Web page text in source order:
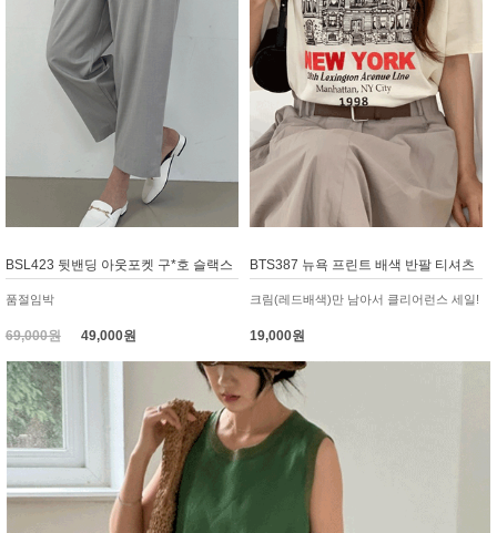
BSL423 뒷밴딩 아웃포켓 구*호 슬랙스
품절임박
69,000원49,000원
BTS387 뉴욕 프린트 배색 반팔 티셔츠
크림(레드배색)만 남아서 클리어런스 세일!
19,000원